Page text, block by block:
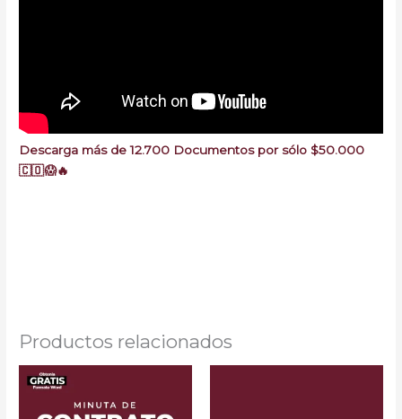
Descarga más de 12.700 Documentos por sólo $50.000
🇨🇴😱🔥
Productos relacionados